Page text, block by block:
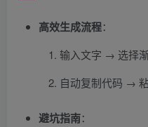
高效生成流程​：
输入文字 → 选择
自动复制代码 →
避坑指南​：